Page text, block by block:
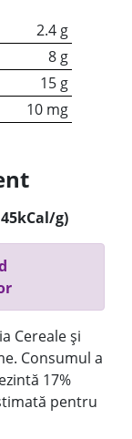
2.4 g
8 g
15 g
10 mg
g)
Cereale și
Consumul a
17%
pentru